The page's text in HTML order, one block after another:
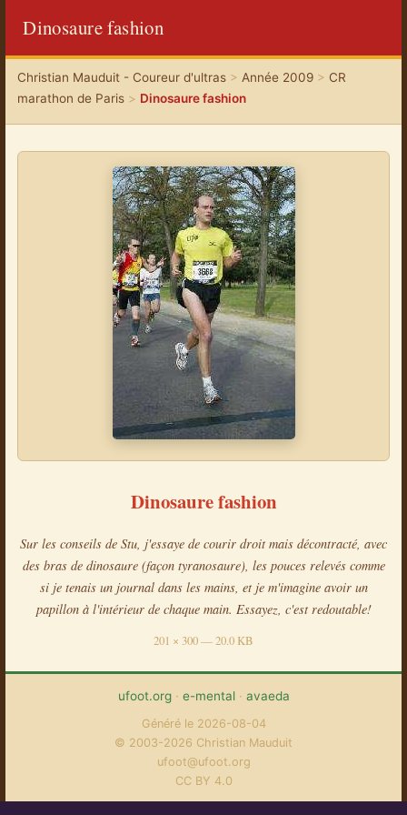
Dinosaure fashion
Christian Mauduit - Coureur d'ultras> Année 2009> CR
marathon de Paris> Dinosaure fashion
Dinosaure fashion
Sur les conseils de Stu, j'essaye de courir droit mais décontracté, avec
des bras de dinosaure (façon tyranosaure), les pouces relevés comme
si je tenais un journal dans les mains, et je m'imagine avoir un
papillon à l'intérieur de chaque main. Essayez, c'est redoutable!
201 × 300 — 20.0 KB
ufoot.org· e-mental· avaeda
Généré le 2026-08-04
© 2003-2026 Christian Mauduit
ufoot@ufoot.org
CC BY 4.0